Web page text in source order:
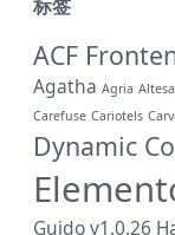
标签
ACF
Agatha Agria Altesa
Carefuse Cariotels
Dynamic
Guido v1.0.26